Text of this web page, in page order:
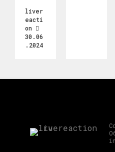
liver
eacti
on
30.06
.2024